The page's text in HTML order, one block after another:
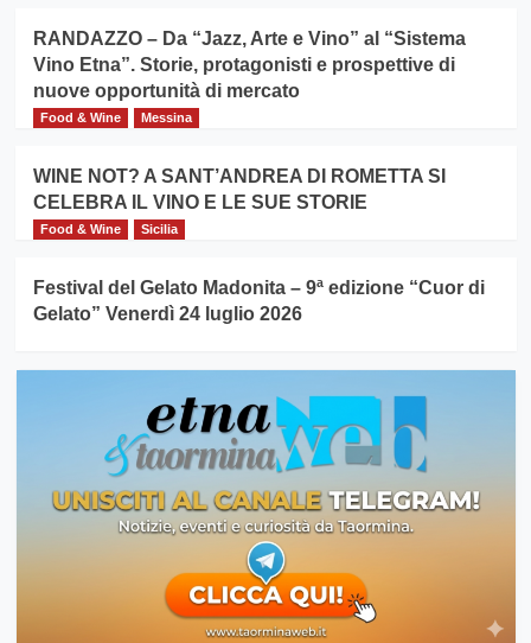
RANDAZZO – Da “Jazz, Arte e Vino” al “Sistema
Vino Etna”. Storie, protagonisti e prospettive di
nuove opportunità di mercato
Food & Wine Messina
WINE NOT? A SANT’ANDREA DI ROMETTA SI
CELEBRA IL VINO E LE SUE STORIE
Food & Wine Sicilia
Festival del Gelato Madonita – 9ª edizione “Cuor di
Gelato” Venerdì 24 luglio 2026